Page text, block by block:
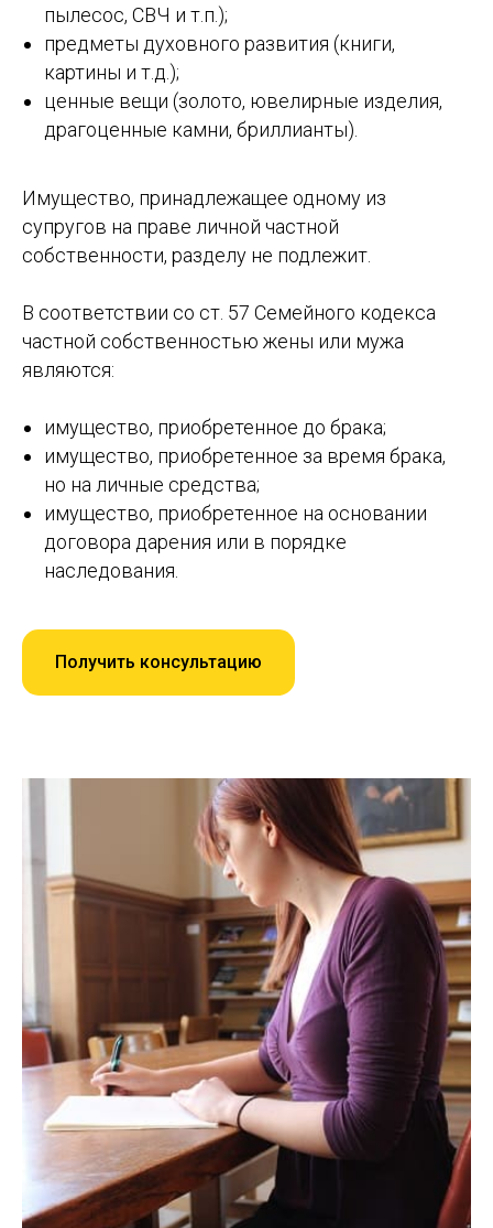
пылесос, СВЧ и т.п.);
предметы духовного развития (книги,
картины и т.д.);
ценные вещи (золото, ювелирные изделия,
драгоценные камни, бриллианты).
Имущество, принадлежащее одному из
супругов на праве личной частной
собственности, разделу не подлежит.
В соответствии со ст. 57 Семейного кодекса
частной собственностью жены или мужа
являются:
имущество, приобретенное до брака;
имущество, приобретенное за время брака,
но на личные средства;
имущество, приобретенное на основании
договора дарения или в порядке
наследования.
Получить консультацию